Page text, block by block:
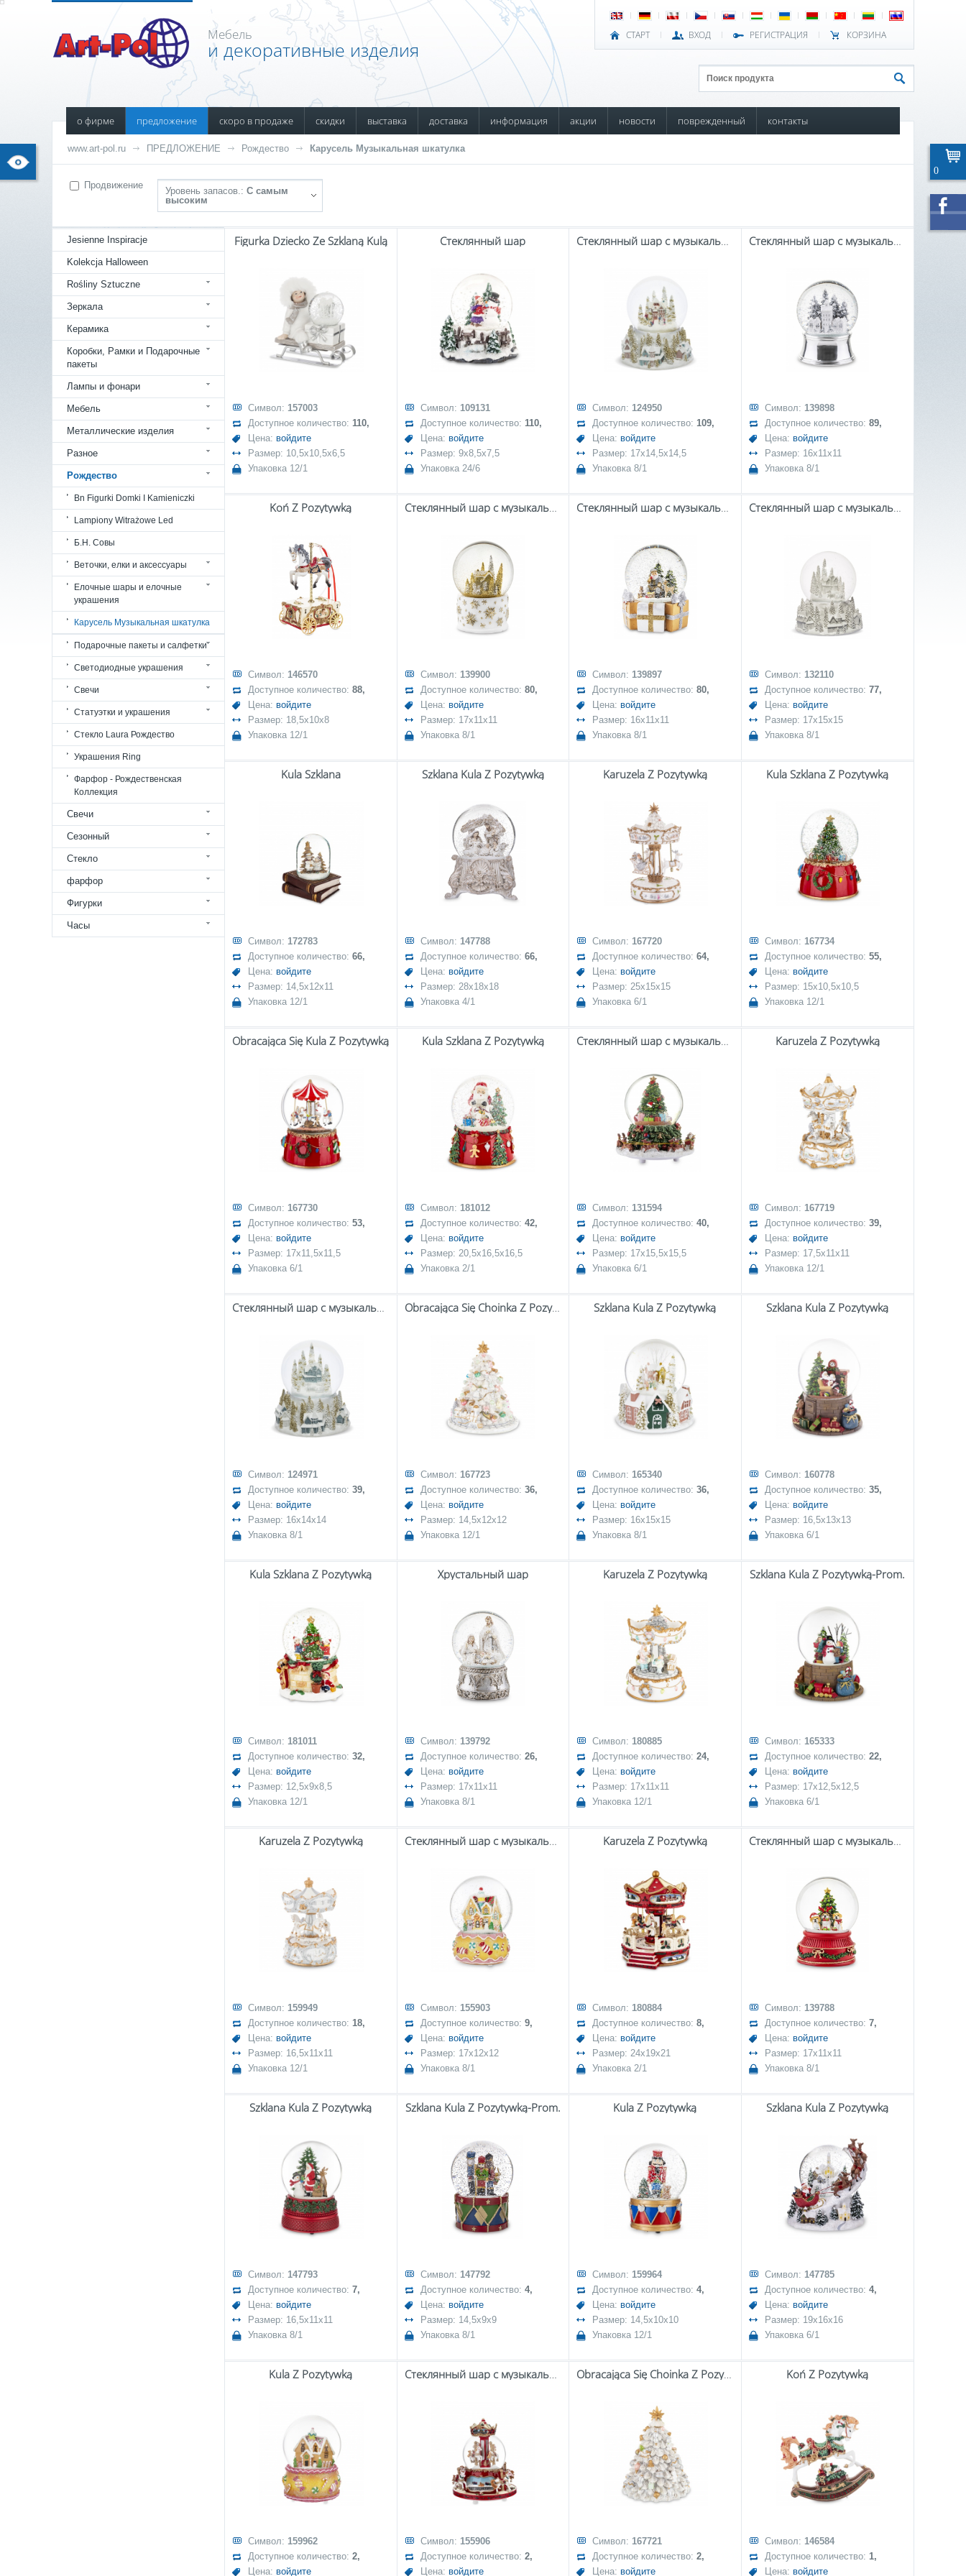
СТАРТ ВХОД РЕГИСТРАЦИЯ КОРЗИНА
Мебель
и декоративные изделия
о фирме предложение скоро в продаже скидки выставка доставка информация акции новости поврежденный контакты
www.art-pol.ru ПРЕДЛОЖЕНИЕ Рождество Карусель Музыкальная шкатулка
Продвижение
Уровень запасов.: С самым
высоким
Jesienne Inspiracje
Kolekcja Halloween
Rośliny Sztuczne
Зеркала
Керамика
Коробки, Рамки и Подарочные
пакеты
Лампы и фонари
Мебель
Металлические изделия
Разное
Рождество
Bn Figurki Domki I Kamieniczki
Lampiony Witrażowe Led
Б.Н. Совы
Веточки, елки и аксессуары
Елочные шары и елочные
украшения
Карусель Музыкальная шкатулка
Подарочные пакеты и салфетки
Светодиодные украшения
Свечи
Статуэтки и украшения
Стекло Laura Рождество
Украшения Ring
Фарфор - Рождественская
Коллекция
Свечи
Сезонный
Стекло
фарфор
Фигурки
Часы
Figurka Dziecko Ze Szklaną Kulą
Символ: 157003
Доступное количество: 110,
Цена: войдите
Размер: 10,5x10,5x6,5
Упаковка 12/1
Стеклянный шар
Символ: 109131
Доступное количество: 110,
Цена: войдите
Размер: 9x8,5x7,5
Упаковка 24/6
Стеклянный шар с музыкальной шкатулкой
Символ: 124950
Доступное количество: 109,
Цена: войдите
Размер: 17x14,5x14,5
Упаковка 8/1
Стеклянный шар с музыкальной шкатулкой
Символ: 139898
Доступное количество: 89,
Цена: войдите
Размер: 16x11x11
Упаковка 8/1
Koń Z Pozytywką
Символ: 146570
Доступное количество: 88,
Цена: войдите
Размер: 18,5x10x8
Упаковка 12/1
Стеклянный шар с музыкальной шкатулкой
Символ: 139900
Доступное количество: 80,
Цена: войдите
Размер: 17x11x11
Упаковка 8/1
Стеклянный шар с музыкальной шкатулкой
Символ: 139897
Доступное количество: 80,
Цена: войдите
Размер: 16x11x11
Упаковка 8/1
Стеклянный шар с музыкальной шкатулкой
Символ: 132110
Доступное количество: 77,
Цена: войдите
Размер: 17x15x15
Упаковка 8/1
Kula Szklana
Символ: 172783
Доступное количество: 66,
Цена: войдите
Размер: 14,5x12x11
Упаковка 12/1
Szklana Kula Z Pozytywką
Символ: 147788
Доступное количество: 66,
Цена: войдите
Размер: 28x18x18
Упаковка 4/1
Karuzela Z Pozytywką
Символ: 167720
Доступное количество: 64,
Цена: войдите
Размер: 25x15x15
Упаковка 6/1
Kula Szklana Z Pozytywką
Символ: 167734
Доступное количество: 55,
Цена: войдите
Размер: 15x10,5x10,5
Упаковка 12/1
Obracająca Się Kula Z Pozytywką
Символ: 167730
Доступное количество: 53,
Цена: войдите
Размер: 17x11,5x11,5
Упаковка 6/1
Kula Szklana Z Pozytywką
Символ: 181012
Доступное количество: 42,
Цена: войдите
Размер: 20,5x16,5x16,5
Упаковка 2/1
Стеклянный шар с музыкальной шкатулкой
Символ: 131594
Доступное количество: 40,
Цена: войдите
Размер: 17x15,5x15,5
Упаковка 6/1
Karuzela Z Pozytywką
Символ: 167719
Доступное количество: 39,
Цена: войдите
Размер: 17,5x11x11
Упаковка 12/1
Стеклянный шар с музыкальной шкатулкой
Символ: 124971
Доступное количество: 39,
Цена: войдите
Размер: 16x14x14
Упаковка 8/1
Obracająca Się Choinka Z Pozytywką
Символ: 167723
Доступное количество: 36,
Цена: войдите
Размер: 14,5x12x12
Упаковка 12/1
Szklana Kula Z Pozytywką
Символ: 165340
Доступное количество: 36,
Цена: войдите
Размер: 16x15x15
Упаковка 8/1
Szklana Kula Z Pozytywką
Символ: 160778
Доступное количество: 35,
Цена: войдите
Размер: 16,5x13x13
Упаковка 6/1
Kula Szklana Z Pozytywką
Символ: 181011
Доступное количество: 32,
Цена: войдите
Размер: 12,5x9x8,5
Упаковка 12/1
Хрустальный шар
Символ: 139792
Доступное количество: 26,
Цена: войдите
Размер: 17x11x11
Упаковка 8/1
Karuzela Z Pozytywką
Символ: 180885
Доступное количество: 24,
Цена: войдите
Размер: 17x11x11
Упаковка 12/1
Szklana Kula Z Pozytywką-Prom.
Символ: 165333
Доступное количество: 22,
Цена: войдите
Размер: 17x12,5x12,5
Упаковка 6/1
Karuzela Z Pozytywką
Символ: 159949
Доступное количество: 18,
Цена: войдите
Размер: 16,5x11x11
Упаковка 12/1
Стеклянный шар с музыкальной шкатулкой
Символ: 155903
Доступное количество: 9,
Цена: войдите
Размер: 17x12x12
Упаковка 8/1
Karuzela Z Pozytywką
Символ: 180884
Доступное количество: 8,
Цена: войдите
Размер: 24x19x21
Упаковка 2/1
Стеклянный шар с музыкальной шкатулкой
Символ: 139788
Доступное количество: 7,
Цена: войдите
Размер: 17x11x11
Упаковка 8/1
Szklana Kula Z Pozytywką
Символ: 147793
Доступное количество: 7,
Цена: войдите
Размер: 16,5x11x11
Упаковка 8/1
Szklana Kula Z Pozytywką-Prom.
Символ: 147792
Доступное количество: 4,
Цена: войдите
Размер: 14,5x9x9
Упаковка 8/1
Kula Z Pozytywką
Символ: 159964
Доступное количество: 4,
Цена: войдите
Размер: 14,5x10x10
Упаковка 12/1
Szklana Kula Z Pozytywką
Символ: 147785
Доступное количество: 4,
Цена: войдите
Размер: 19x16x16
Упаковка 6/1
Kula Z Pozytywką
Символ: 159962
Доступное количество: 2,
Цена: войдите
Стеклянный шар с музыкальной шкатулкой
Символ: 155906
Доступное количество: 2,
Цена: войдите
Obracająca Się Choinka Z Pozytywką
Символ: 167721
Доступное количество: 2,
Цена: войдите
Koń Z Pozytywką
Символ: 146584
Доступное количество: 1,
Цена: войдите
0